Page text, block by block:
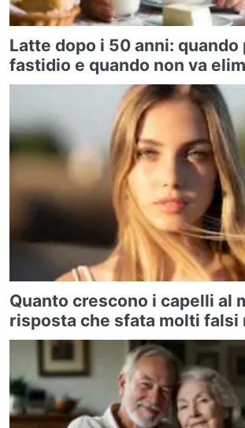
Latte dopo i 50 anni: quando
fastidio e quando non va
Quanto crescono i capelli al
risposta che sfata molti falsi